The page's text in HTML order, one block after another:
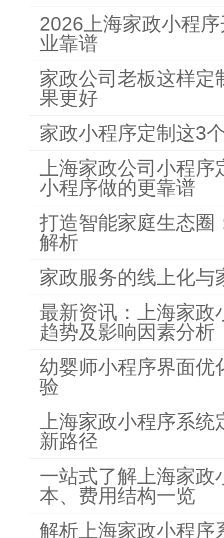
2026上海家政小程
业靠谱
家政公司老板这样定
果更好
家政小程序定制这3
上海家政公司小程
小程序做的更靠谱
打造智能家庭生态圈
解析
家政服务的线上化与
最新资讯：上海家政
趋势及影响因素分析
幼婴师小程序界面优
验
上海家政小程序系
新路径
一站式了解上海家政
本、费用结构一览
解析上海家政小程序